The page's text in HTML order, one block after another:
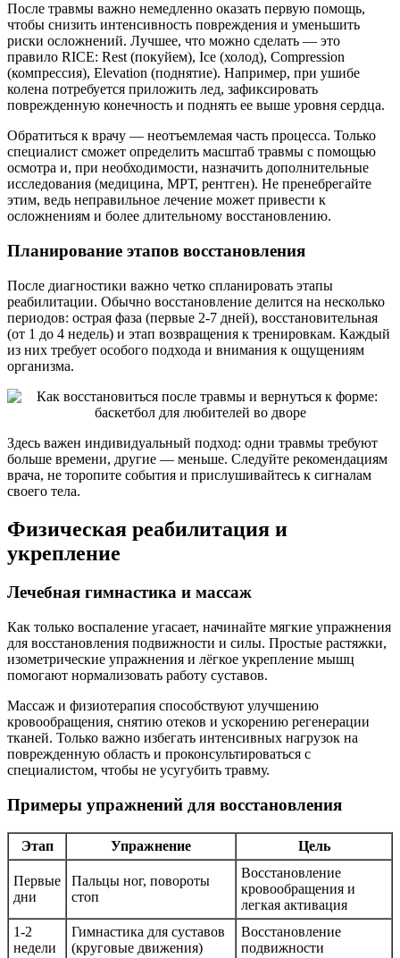
После травмы важно немедленно оказать первую помощь,
чтобы снизить интенсивность повреждения и уменьшить
риски осложнений. Лучшее, что можно сделать — это
правило RICE: Rest (покуйем), Ice (холод), Compression
(компрессия), Elevation (поднятие). Например, при ушибе
колена потребуется приложить лед, зафиксировать
поврежденную конечность и поднять ее выше уровня сердца.
Обратиться к врачу — неотъемлемая часть процесса. Только
специалист сможет определить масштаб травмы с помощью
осмотра и, при необходимости, назначить дополнительные
исследования (медицина, МРТ, рентген). Не пренебрегайте
этим, ведь неправильное лечение может привести к
осложнениям и более длительному восстановлению.
Планирование этапов восстановления
После диагностики важно четко спланировать этапы
реабилитации. Обычно восстановление делится на несколько
периодов: острая фаза (первые 2-7 дней), восстановительная
(от 1 до 4 недель) и этап возвращения к тренировкам. Каждый
из них требует особого подхода и внимания к ощущениям
организма.
Здесь важен индивидуальный подход: одни травмы требуют
больше времени, другие — меньше. Следуйте рекомендациям
врача, не торопите события и прислушивайтесь к сигналам
своего тела.
Физическая реабилитация и
укрепление
Лечебная гимнастика и массаж
Как только воспаление угасает, начинайте мягкие упражнения
для восстановления подвижности и силы. Простые растяжки,
изометрические упражнения и лёгкое укрепление мышц
помогают нормализовать работу суставов.
Массаж и физиотерапия способствуют улучшению
кровообращения, снятию отеков и ускорению регенерации
тканей. Только важно избегать интенсивных нагрузок на
поврежденную область и проконсультироваться с
специалистом, чтобы не усугубить травму.
Примеры упражнений для восстановления
Этап Упражнение Цель
Первые
дни
Пальцы ног, повороты
стоп
Восстановление
кровообращения и
легкая активация
1-2
недели
Гимнастика для суставов
(круговые движения)
Восстановление
подвижности